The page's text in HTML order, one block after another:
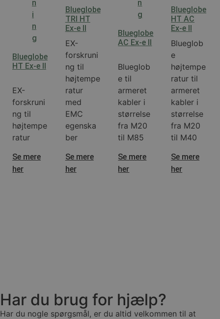
Blueglobe
HT Ex-e II
EX-
forskruni
ng til
højtempe
ratur
Se mere
her
Blueglobe
TRI HT
Ex-e II
EX-
forskruni
ng til
højtempe
ratur
med
EMC
egenska
ber
Se mere
her
Blueglobe
AC Ex-e II
Blueglob
e til
armeret
kabler i
størrelse
fra M20
til M85
Se mere
her
Blueglobe
HT AC
Ex-e II
Blueglob
e
højtempe
ratur til
armeret
kabler i
størrelse
fra M20
til M40
Se mere
her
Har du brug for hjælp?
Har du nogle spørgsmål, er du altid velkommen til at